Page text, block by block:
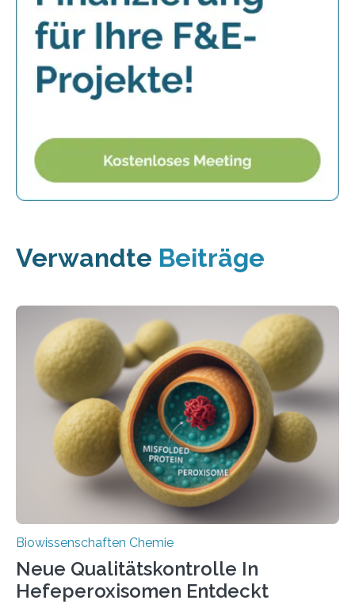
Verwandte Beiträge
Biowissenschaften Chemie
Neue Qualitätskontrolle In
Hefeperoxisomen Entdeckt